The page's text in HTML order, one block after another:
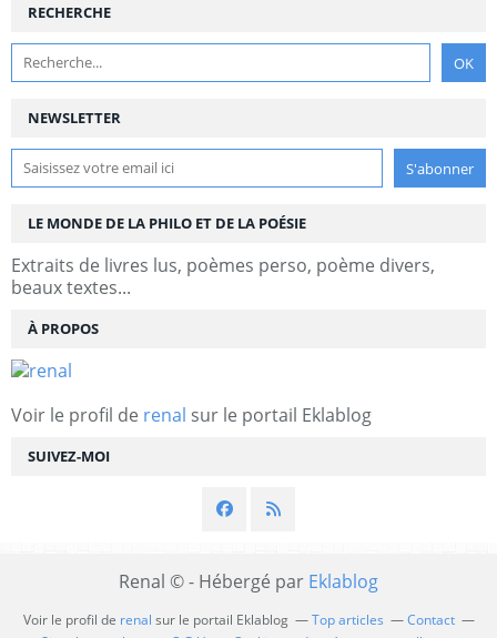
NEWSLETTER
SUIVEZ-MOI
RECHERCHE
LE MONDE DE LA PHILO ET DE LA POÉSIE
Extraits de livres lus, poèmes perso, poème divers,
beaux textes...
À PROPOS
Voir le profil de renal sur le portail Eklablog
Renal © - Hébergé par Eklablog
Voir le profil de renal sur le portail Eklablog Top articles
Contact